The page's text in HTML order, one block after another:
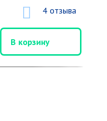
4 отзыва
В корзину